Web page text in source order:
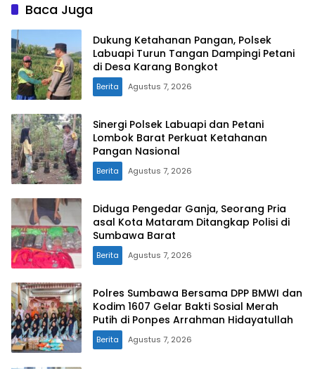
Baca Juga
Dukung Ketahanan Pangan, Polsek
Labuapi Turun Tangan Dampingi Petani
di Desa Karang Bongkot
Berita Agustus 7, 2026
Sinergi Polsek Labuapi dan Petani
Lombok Barat Perkuat Ketahanan
Pangan Nasional
Berita Agustus 7, 2026
Diduga Pengedar Ganja, Seorang Pria
asal Kota Mataram Ditangkap Polisi di
Sumbawa Barat
Berita Agustus 7, 2026
Polres Sumbawa Bersama DPP BMWI dan
Kodim 1607 Gelar Bakti Sosial Merah
Putih di Ponpes Arrahman Hidayatullah
Berita Agustus 7, 2026